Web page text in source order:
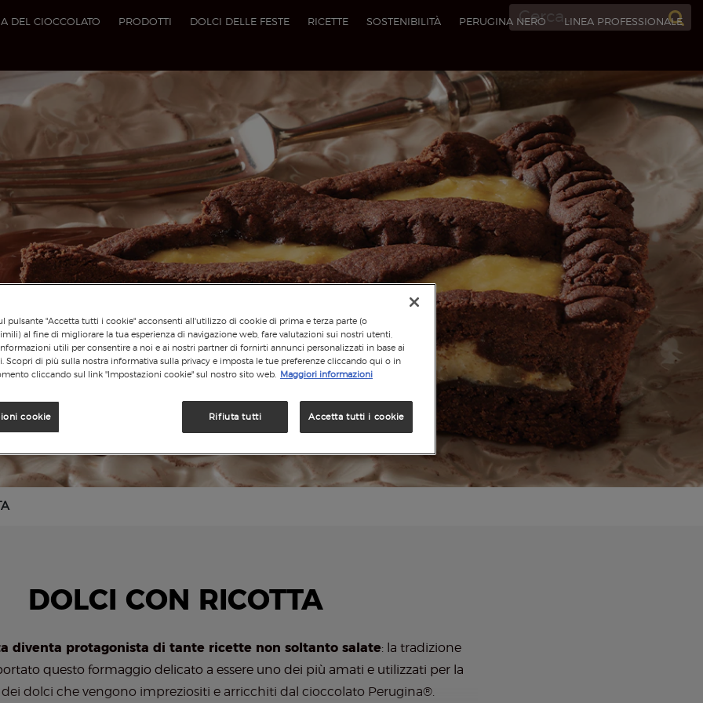
DEL CIOCCOLATO PRODOTTI DOLCI DELLE FESTE RICETTE SOSTENIBILITÀ PERUGINA NERO LINEA PROFESSIONALE​
DOLCI CON RICOTTA
diventa protagonista di tante ricette non soltanto salate: la tradizione
questo formaggio delicato a essere uno dei più amati e utilizzati per la
dolci che vengono impreziositi e arricchiti dal cioccolato Perugina®.
pulsante "Accetta tutti i cookie" acconsenti all'utilizzo di cookie di prima e terza parte (o
al fine di migliorare la tua esperienza di navigazione web, fare valutazioni sui nostri utenti,
utili per consentire a noi e ai nostri partner di fornirti annunci personalizzati in base ai
Scopri di più sulla nostra informativa sulla privacy e imposta le tue preferenze cliccando qui o in
cliccando sul link "Impostazioni cookie" sul nostro sito web. Maggiori informazioni
Rifiuta tutti Accetta tutti i cookie
cookie